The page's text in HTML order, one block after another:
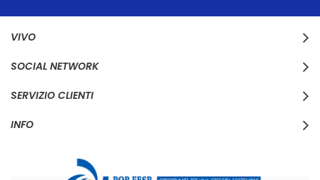
VIVO
SOCIAL NETWORK
SERVIZIO CLIENTI
INFO